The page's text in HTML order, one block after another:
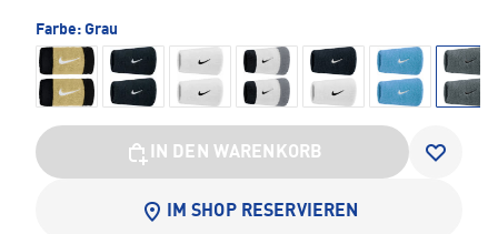
Farbe: Grau
IN DEN WARENKORB
IM SHOP RESERVIEREN